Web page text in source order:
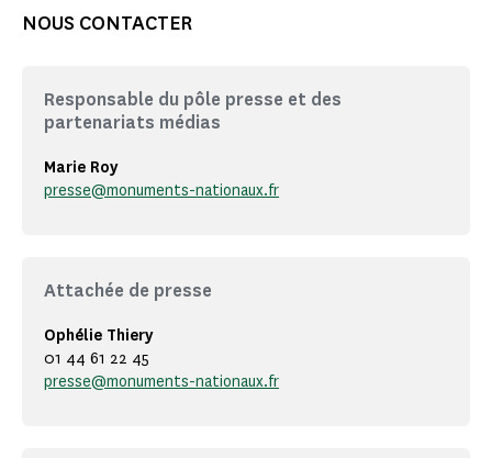
NOUS CONTACTER
Responsable du pôle presse et des
partenariats médias
Marie Roy
presse@monuments-nationaux.fr
Attachée de presse
Ophélie Thiery
01 44 61 22 45
presse@monuments-nationaux.fr